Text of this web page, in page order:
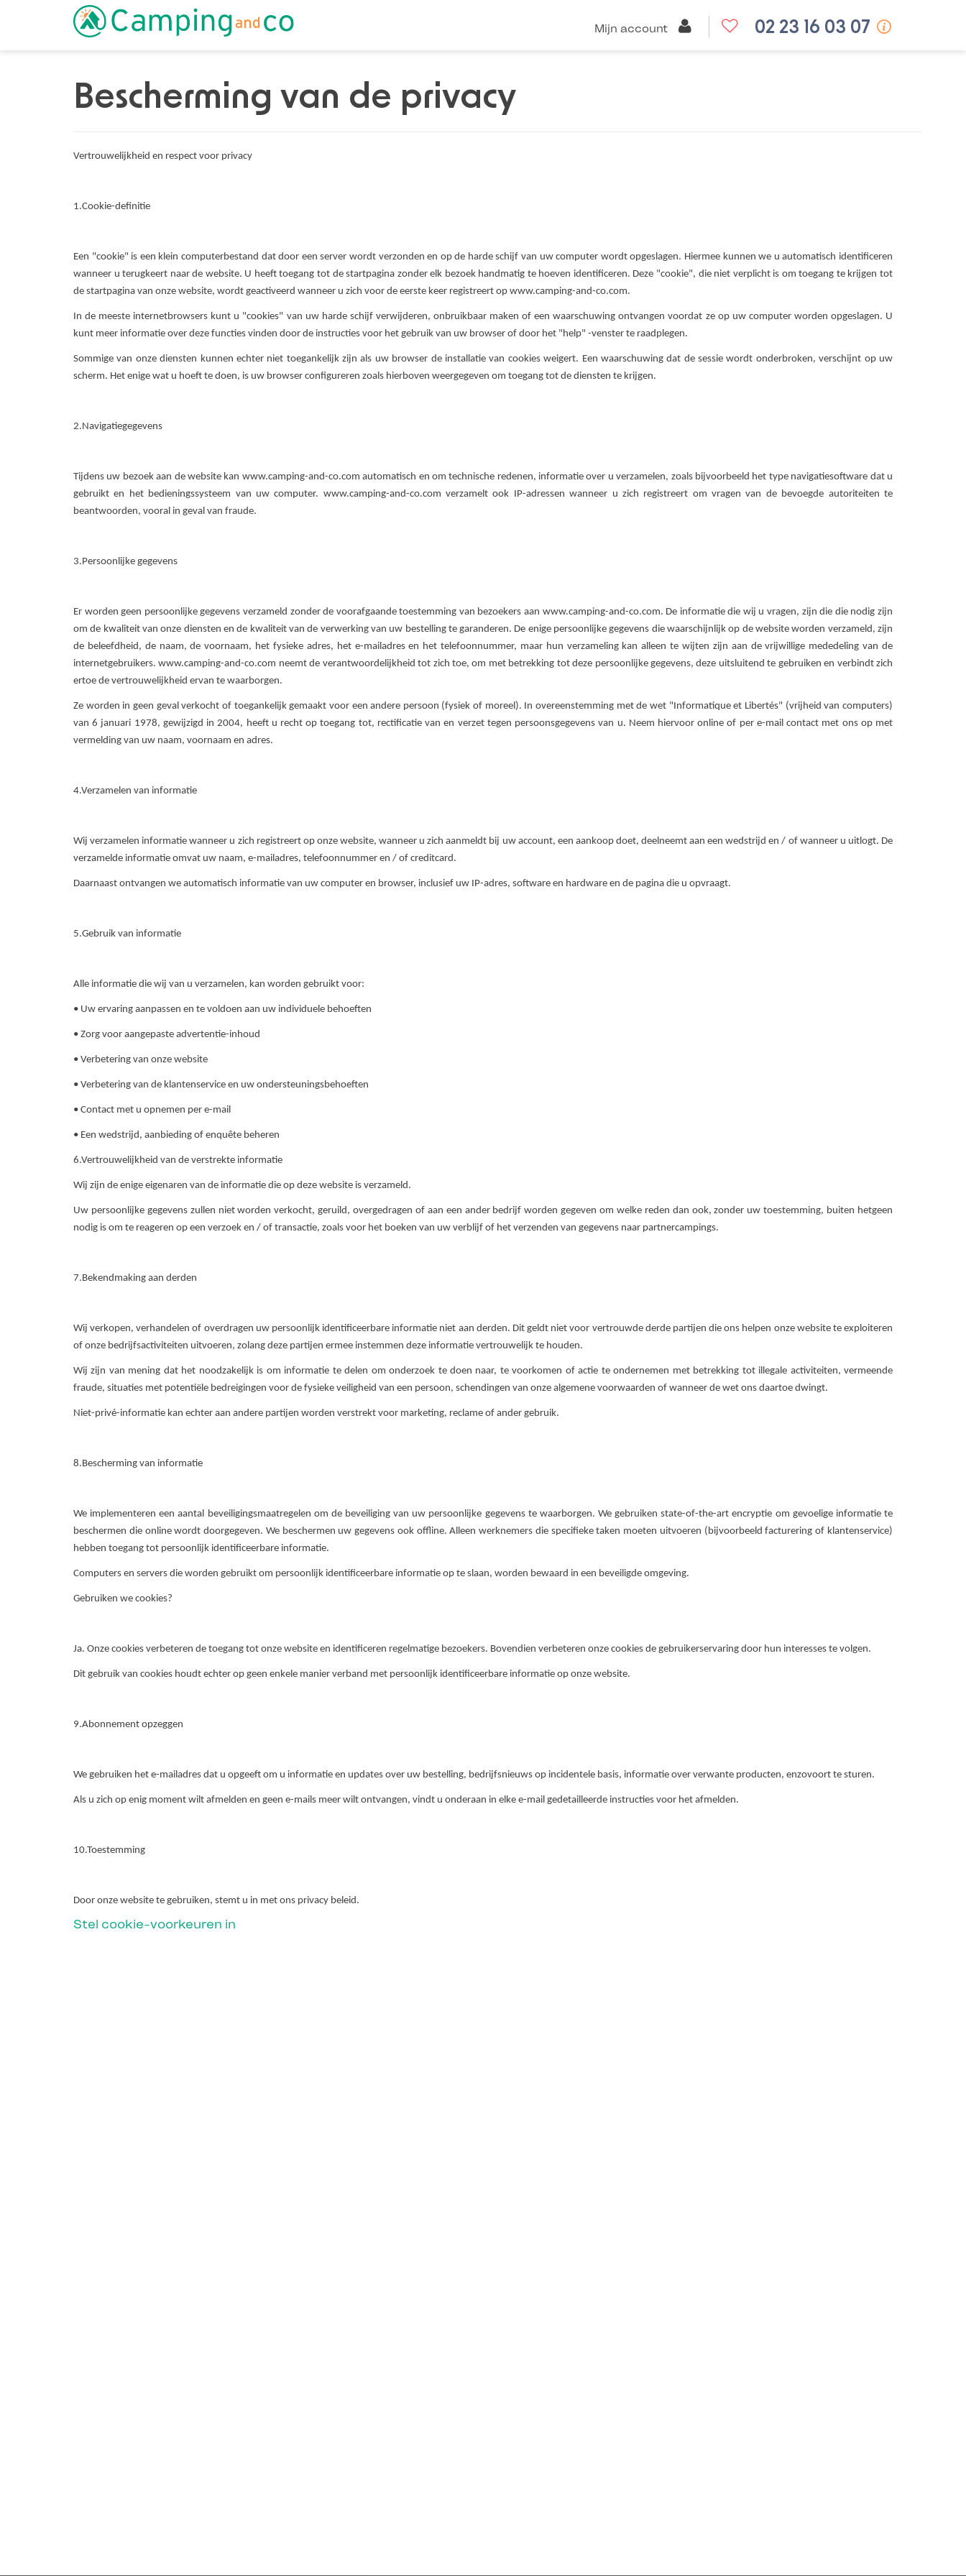
Mijn account 02 23 16 03 07
Bescherming van de privacy
Vertrouwelijkheid en respect voor privacy
1.Cookie-definitie
Een "cookie" is een klein computerbestand dat door een server wordt verzonden en op de harde schijf van uw computer wordt opgeslagen. Hiermee kunnen we u automatisch identificeren
wanneer u terugkeert naar de website. U heeft toegang tot de startpagina zonder elk bezoek handmatig te hoeven identificeren. Deze "cookie", die niet verplicht is om toegang te krijgen tot
de startpagina van onze website, wordt geactiveerd wanneer u zich voor de eerste keer registreert op www.camping-and-co.com.
In de meeste internetbrowsers kunt u "cookies" van uw harde schijf verwijderen, onbruikbaar maken of een waarschuwing ontvangen voordat ze op uw computer worden opgeslagen. U
kunt meer informatie over deze functies vinden door de instructies voor het gebruik van uw browser of door het "help" -venster te raadplegen.
Sommige van onze diensten kunnen echter niet toegankelijk zijn als uw browser de installatie van cookies weigert. Een waarschuwing dat de sessie wordt onderbroken, verschijnt op uw
scherm. Het enige wat u hoeft te doen, is uw browser configureren zoals hierboven weergegeven om toegang tot de diensten te krijgen.
2.Navigatiegegevens
Tijdens uw bezoek aan de website kan www.camping-and-co.com automatisch en om technische redenen, informatie over u verzamelen, zoals bijvoorbeeld het type navigatiesoftware dat u
gebruikt en het bedieningssysteem van uw computer. www.camping-and-co.com verzamelt ook IP-adressen wanneer u zich registreert om vragen van de bevoegde autoriteiten te
beantwoorden, vooral in geval van fraude.
3.Persoonlijke gegevens
Er worden geen persoonlijke gegevens verzameld zonder de voorafgaande toestemming van bezoekers aan www.camping-and-co.com. De informatie die wij u vragen, zijn die die nodig zijn
om de kwaliteit van onze diensten en de kwaliteit van de verwerking van uw bestelling te garanderen. De enige persoonlijke gegevens die waarschijnlijk op de website worden verzameld, zijn
de beleefdheid, de naam, de voornaam, het fysieke adres, het e-mailadres en het telefoonnummer, maar hun verzameling kan alleen te wijten zijn aan de vrijwillige mededeling van de
internetgebruikers. www.camping-and-co.com neemt de verantwoordelijkheid tot zich toe, om met betrekking tot deze persoonlijke gegevens, deze uitsluitend te gebruiken en verbindt zich
ertoe de vertrouwelijkheid ervan te waarborgen.
Ze worden in geen geval verkocht of toegankelijk gemaakt voor een andere persoon (fysiek of moreel). In overeenstemming met de wet "Informatique et Libertés" (vrijheid van computers)
van 6 januari 1978, gewijzigd in 2004, heeft u recht op toegang tot, rectificatie van en verzet tegen persoonsgegevens van u. Neem hiervoor online of per e-mail contact met ons op met
vermelding van uw naam, voornaam en adres.
4.Verzamelen van informatie
Wij verzamelen informatie wanneer u zich registreert op onze website, wanneer u zich aanmeldt bij uw account, een aankoop doet, deelneemt aan een wedstrijd en / of wanneer u uitlogt. De
verzamelde informatie omvat uw naam, e-mailadres, telefoonnummer en / of creditcard.
Daarnaast ontvangen we automatisch informatie van uw computer en browser, inclusief uw IP-adres, software en hardware en de pagina die u opvraagt.
5.Gebruik van informatie
Alle informatie die wij van u verzamelen, kan worden gebruikt voor:
• Uw ervaring aanpassen en te voldoen aan uw individuele behoeften
• Zorg voor aangepaste advertentie-inhoud
• Verbetering van onze website
• Verbetering van de klantenservice en uw ondersteuningsbehoeften
• Contact met u opnemen per e-mail
• Een wedstrijd, aanbieding of enquête beheren
6.Vertrouwelijkheid van de verstrekte informatie
Wij zijn de enige eigenaren van de informatie die op deze website is verzameld.
Uw persoonlijke gegevens zullen niet worden verkocht, geruild, overgedragen of aan een ander bedrijf worden gegeven om welke reden dan ook, zonder uw toestemming, buiten hetgeen
nodig is om te reageren op een verzoek en / of transactie, zoals voor het boeken van uw verblijf of het verzenden van gegevens naar partnercampings.
7.Bekendmaking aan derden
Wij verkopen, verhandelen of overdragen uw persoonlijk identificeerbare informatie niet aan derden. Dit geldt niet voor vertrouwde derde partijen die ons helpen onze website te exploiteren
of onze bedrijfsactiviteiten uitvoeren, zolang deze partijen ermee instemmen deze informatie vertrouwelijk te houden.
Wij zijn van mening dat het noodzakelijk is om informatie te delen om onderzoek te doen naar, te voorkomen of actie te ondernemen met betrekking tot illegale activiteiten, vermeende
fraude, situaties met potentiële bedreigingen voor de fysieke veiligheid van een persoon, schendingen van onze algemene voorwaarden of wanneer de wet ons daartoe dwingt.
Niet-privé-informatie kan echter aan andere partijen worden verstrekt voor marketing, reclame of ander gebruik.
8.Bescherming van informatie
We implementeren een aantal beveiligingsmaatregelen om de beveiliging van uw persoonlijke gegevens te waarborgen. We gebruiken state-of-the-art encryptie om gevoelige informatie te
beschermen die online wordt doorgegeven. We beschermen uw gegevens ook offline. Alleen werknemers die specifieke taken moeten uitvoeren (bijvoorbeeld facturering of klantenservice)
hebben toegang tot persoonlijk identificeerbare informatie.
Computers en servers die worden gebruikt om persoonlijk identificeerbare informatie op te slaan, worden bewaard in een beveiligde omgeving.
Gebruiken we cookies?
Ja. Onze cookies verbeteren de toegang tot onze website en identificeren regelmatige bezoekers. Bovendien verbeteren onze cookies de gebruikerservaring door hun interesses te volgen.
Dit gebruik van cookies houdt echter op geen enkele manier verband met persoonlijk identificeerbare informatie op onze website.
9.Abonnement opzeggen
We gebruiken het e-mailadres dat u opgeeft om u informatie en updates over uw bestelling, bedrijfsnieuws op incidentele basis, informatie over verwante producten, enzovoort te sturen.
Als u zich op enig moment wilt afmelden en geen e-mails meer wilt ontvangen, vindt u onderaan in elke e-mail gedetailleerde instructies voor het afmelden.
10.Toestemming
Door onze website te gebruiken, stemt u in met ons privacy beleid.
Stel cookie-voorkeuren in